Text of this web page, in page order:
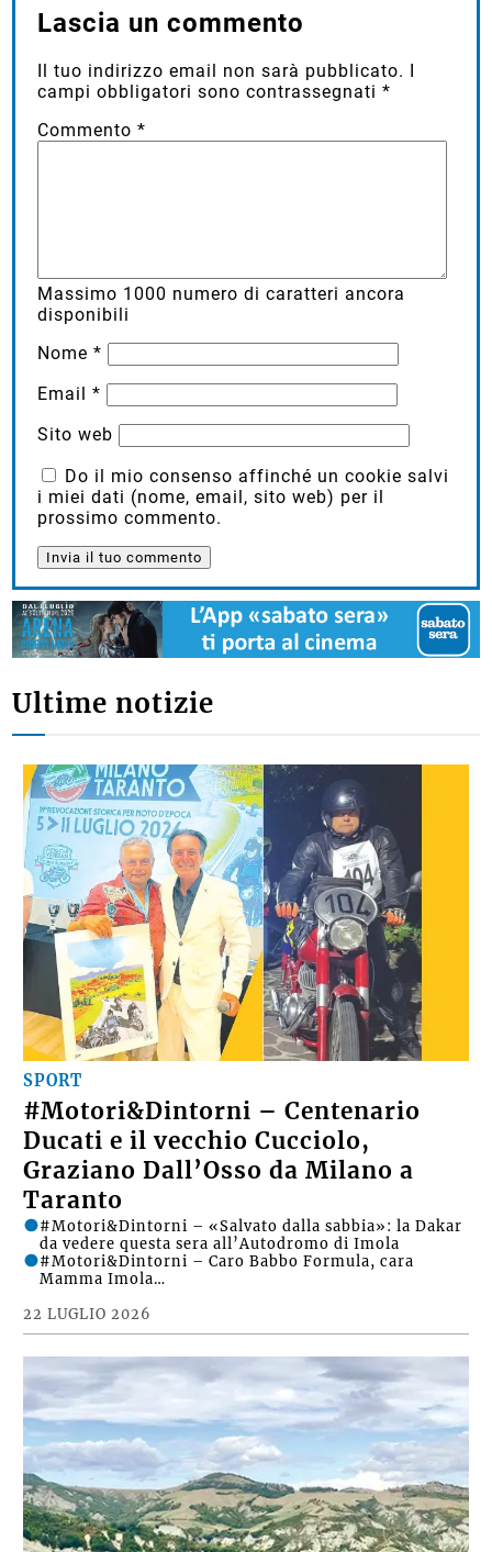
Lascia un commento
Il tuo indirizzo email non sarà pubblicato.
campi obbligatori sono contrassegnati*
Commento*
Massimo 1000 numero di caratteri ancora
disponibili
Nome*
Email*
Sito web
Do il mio consenso affinché un cookie salvi
i miei dati (nome, email, sito web) per il
prossimo commento.
Ultime notizie
SPORT
#Motori&Dintorni – Centenario
Ducati e il vecchio Cucciolo,
Graziano Dall’Osso da Milano a
Taranto
22 LUGLIO 2026
#Motori&Dintorni – «Salvato dalla sabbia»: la Dakar
da vedere questa sera all’Autodromo di Imola
#Motori&Dintorni – Caro Babbo Formula, cara
Mamma Imola…